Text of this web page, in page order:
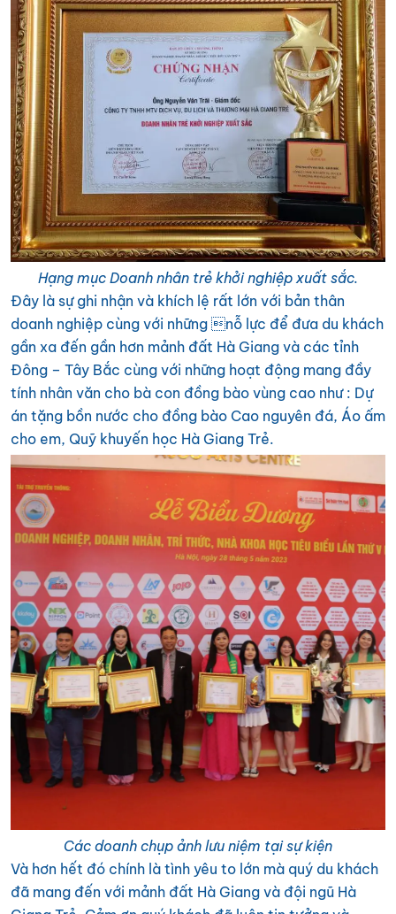
Hạng mục Doanh nhân trẻ khởi nghiệp xuất sắc.
Đây là sự ghi nhận và khích lệ rất lớn với bản thân
doanh nghiệp cùng với những nỗ lực để đưa du khách
gần xa đến gần hơn mảnh đất Hà Giang và các tỉnh
Đông – Tây Bắc cùng với những hoạt động mang đầy
tính nhân văn cho bà con đồng bào vùng cao như : Dự
án tặng bồn nước cho đồng bào Cao nguyên đá, Áo ấm
cho em, Quỹ khuyến học Hà Giang Trẻ.
Các doanh chụp ảnh lưu niệm tại sự kiện
Và hơn hết đó chính là tình yêu to lớn mà quý du khách
đã mang đến với mảnh đất Hà Giang và đội ngũ Hà